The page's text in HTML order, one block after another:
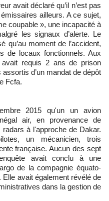
avait déclaré qu’il n’est pas
ailleurs. A ce sujet,
coupable », une incapacité à
les signaux d’alerte. Le
qu’au moment de l’accident,
de locaux fonctionnels. Aux
requis 2 ans de prison
d’un mandat de dépôt
Fcfa.
2015 qu'un un avion
air, en provenance de
à l'approche de Dakar.
un mécanicien, trois
française. Aucun des sept
avait conclu à une
de la compagnie équato-
Elle avait également révélé de
dans la gestion de